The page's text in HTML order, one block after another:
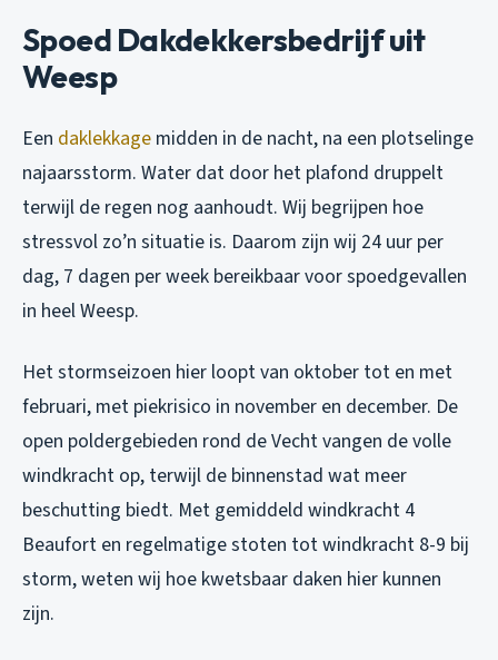
Spoed Dakdekkersbedrijf uit
Weesp
Een daklekkage midden in de nacht, na een plotselinge
najaarsstorm. Water dat door het plafond druppelt
terwijl de regen nog aanhoudt. Wij begrijpen hoe
stressvol zo’n situatie is. Daarom zijn wij 24 uur per
dag, 7 dagen per week bereikbaar voor spoedgevallen
in heel Weesp.
Het stormseizoen hier loopt van oktober tot en met
februari, met piekrisico in november en december. De
open poldergebieden rond de Vecht vangen de volle
windkracht op, terwijl de binnenstad wat meer
beschutting biedt. Met gemiddeld windkracht 4
Beaufort en regelmatige stoten tot windkracht 8-9 bij
storm, weten wij hoe kwetsbaar daken hier kunnen
zijn.